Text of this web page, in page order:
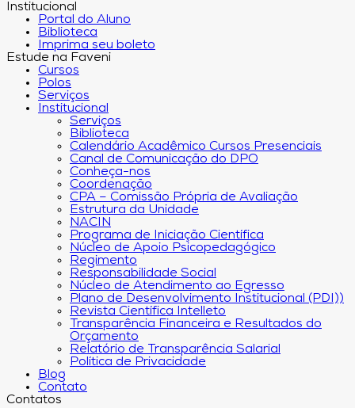
Institucional
Portal do Aluno
Biblioteca
Imprima seu boleto
Estude na Faveni
Cursos
Polos
Serviços
Institucional
Serviços
Biblioteca
Calendário Acadêmico Cursos Presenciais
Canal de Comunicação do DPO
Conheça-nos
Coordenação
CPA – Comissão Própria de Avaliação
Estrutura da Unidade
NACIN
Programa de Iniciação Científica
Núcleo de Apoio Psicopedagógico
Regimento
Responsabilidade Social
Núcleo de Atendimento ao Egresso
Plano de Desenvolvimento Institucional (PDI))
Revista Científica Intelleto
Transparência Financeira e Resultados do
Orçamento
Relatório de Transparência Salarial
Política de Privacidade
Blog
Contato
Contatos